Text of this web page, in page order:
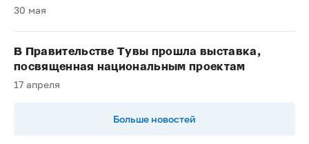
30 мая
В Правительстве Тувы прошла выставка,
посвященная национальным проектам
17 апреля
Больше новостей